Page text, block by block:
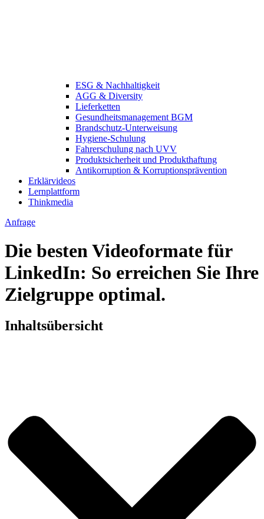
ESG & Nachhaltigkeit
AGG & Diversity
Lieferketten
Gesundheitsmanagement BGM
Brandschutz-Unterweisung
Hygiene-Schulung
Fahrerschulung nach UVV
Produktsicherheit und Produkthaftung
Antikorruption & Korruptionsprävention
Erklärvideos
Lernplattform
Thinkmedia
Anfrage
Die besten Videoformate für
LinkedIn: So erreichen Sie Ihre
Zielgruppe optimal.
Inhaltsübersicht